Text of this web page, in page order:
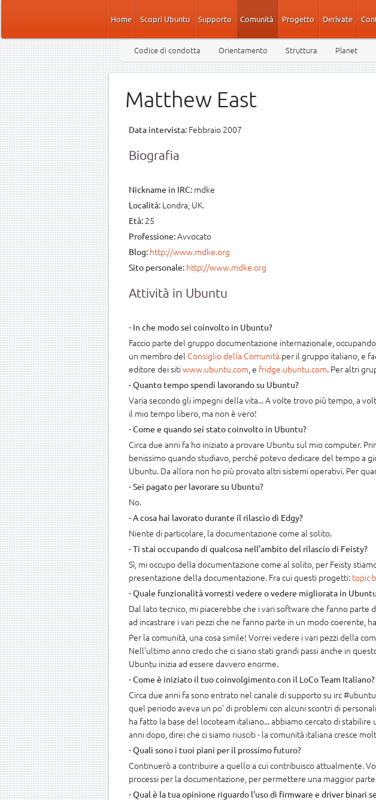
Salta al contenuto principale
Home
Scopri Ubuntu Supporto Comunità Progetto Derivate
Codice di condotta Orientamento Struttura Planet
Matthew East
Data intervista: Febbraio 2007
Biografia
Nickname in IRC: mdke
Località: Londra, UK.
Età: 25
Professione:Avvocato
Blog: http://www.mdke.org
Sito personale: http://www.mdke.org
Attività in Ubuntu
- In che modo sei coinvolto in Ubuntu?
Faccio parte del gruppo documentazione internazionale,
un membro del Consiglio della Comunità per il gruppo italiano, e
editore dei sitiwww.ubuntu.com, e fridge.ubuntu.com. Per altri
- Quanto tempo spendi lavorando su Ubuntu?
Varia secondo gli impegni della vita... A volte trovo più tempo, a
il mio tempo libero, ma non è vero!
- Come e quando sei stato coinvolto in Ubuntu?
Circa due anni fa ho iniziato a provare Ubuntu sul mio computer.
benissimo quando studiavo, perché potevo dedicare del tempo a
Ubuntu. Da allora non ho più provato altri sistemi operativi. Per
- Sei pagato per lavorare su Ubuntu?
No.
- A cosa hai lavorato durante il rilascio di Edgy?
Niente di particolare, la documentazione come al solito.
- Ti stai occupando di qualcosa nell'ambito del rilascio di Feisty?
Sì, mi occupo della documentazione come al solito, per Feisty
presentazione della documentazione. Fra cui questi progetti: topic
- Quale funzionalità vorresti vedere o vedere migliorata in
Dal lato tecnico, mi piacerebbe che i vari software che fanno
ad incastrare i vari pezzi che ne fanno parte in un modo coerente,
Per la comunità, una cosa simile! Vorrei vedere i vari pezzi della
Nell'ultimo anno credo che ci siano stati grandi passi anche in
Ubuntu inizia ad essere davvero enorme.
- Come è iniziato il tuo coinvolgimento con il LoCo Team Italiano?
Circa due anni fa sono entrato nel canale di supporto su irc
quel periodo aveva un po' di problemi con alcuni scontri di
ha fatto la base del locoteam italiano... abbiamo cercato di
anni dopo, direi che ci siamo riusciti - la comunità italiana cresce
- Quali sono i tuoi piani per il prossimo futuro?
Continuerò a contribuire a quello a cui contribuisco attualmente.
processi per la documentazione, per permettere una maggior
- Qual è la tua opinione riguardo l'uso di firmware e driver binari